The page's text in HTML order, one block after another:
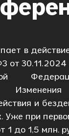
в
от
и
Уже при
1 до 1,5 млн.